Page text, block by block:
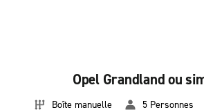
Opel Grandland ou
Boîte manuelle 5 Personnes